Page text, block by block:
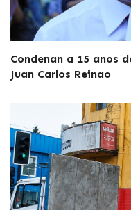
Condenan a 15 años
Juan Carlos Reinao